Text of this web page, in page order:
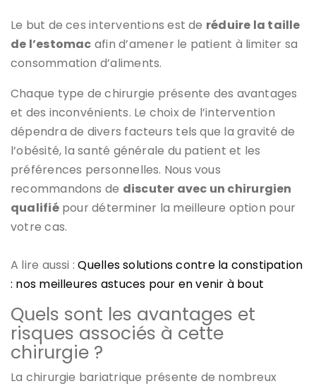
Le but de ces interventions est de réduire la taille
de l’estomac afin d’amener le patient à limiter sa
consommation d’aliments.
Chaque type de chirurgie présente des avantages
et des inconvénients. Le choix de l’intervention
dépendra de divers facteurs tels que la gravité de
l’obésité, la santé générale du patient et les
préférences personnelles. Nous vous
recommandons de discuter avec un chirurgien
qualifiépour déterminer la meilleure option pour
votre cas.
A lire aussi :Quelles solutions contre la constipation
: nos meilleures astuces pour en venir à bout
Quels sont les avantages et
risques associés à cette
chirurgie ?
La chirurgie bariatrique présente de nombreux